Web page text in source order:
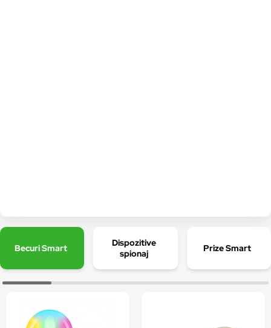
Becuri Smart
Dispozitive
spionaj
Prize Smart